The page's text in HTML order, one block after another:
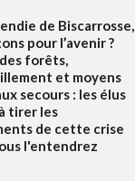
de Biscarrosse,
pour l’avenir ?
forêts,
et moyens
secours : les élus
tirer les
de cette crise
l'entendrez